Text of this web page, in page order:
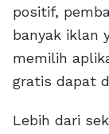
positif,
banyak iklan
memilih
gratis dapat
Lebih dari